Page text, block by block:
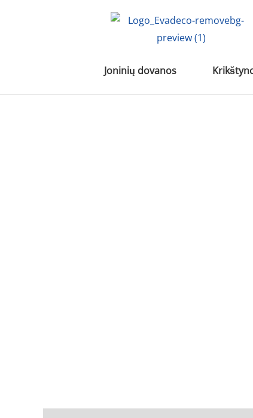
Joninių dovanos